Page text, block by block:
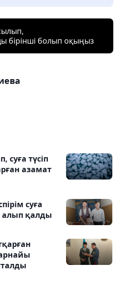
бірінші болып оқыңыз
суға түсіп
азамат
суға
алып қалды